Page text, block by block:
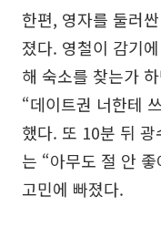
한편, 영자를 둘러
졌다. 영철이 감기
해 숙소를 찾는가
“데이트권 너한테
했다. 또 10분 뒤
는 “아무도 절 안
고민에 빠졌다.